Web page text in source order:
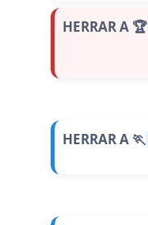
HERRAR A 🏆
HERRAR A 🏃